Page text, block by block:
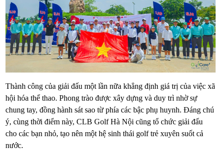
Thành công của giải đấu một lần nữa khẳng định giá trị của việc xã
hội hóa thể thao. Phong trào được xây dựng và duy trì nhờ sự
chung tay, đồng hành sát sao từ phía các bậc phụ huynh. Đáng chú
ý, cùng thời điểm này, CLB Golf Hà Nội cũng tổ chức giải đấu
cho các bạn nhỏ, tạo nên một hệ sinh thái golf trẻ xuyên suốt cả
nước.